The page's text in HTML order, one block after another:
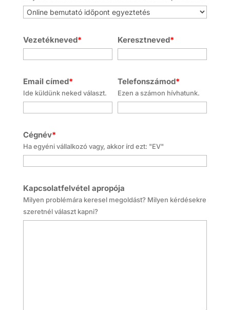
Vezetékneved* Keresztneved*
Email címed*
Ide küldünk neked választ.
Telefonszámod*
Ezen a számon hívhatunk.
Cégnév*
Ha egyéni vállalkozó vagy, akkor írd ezt: "EV"
Kapcsolatfelvétel apropója
Milyen problémára keresel megoldást? Milyen kérdésekre
szeretnél választ kapni?